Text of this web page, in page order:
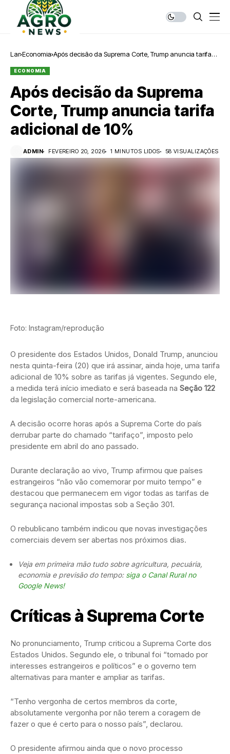
Lar Economia Após decisão da Suprema Corte, Trump anuncia tarifa
ECONOMIA
Após decisão da Suprema
Corte, Trump anuncia tarifa
adicional de 10%
ADMIN FEVEREIRO 20, 2026 1 MINUTOS LIDOS 58 VISUALIZAÇÕES
Foto: Instagram/reprodução
O presidente dos Estados Unidos, Donald Trump, anunciou
nesta quinta-feira (20) que irá assinar, ainda hoje, uma tarifa
adicional de 10% sobre as tarifas já vigentes. Segundo ele,
a medida terá início imediato e será baseada na Seção 122
da legislação comercial norte-americana.
A decisão ocorre horas após a Suprema Corte do país
derrubar parte do chamado “tarifaço”, imposto pelo
presidente em abril do ano passado.
Durante declaração ao vivo, Trump afirmou que países
estrangeiros “não vão comemorar por muito tempo” e
destacou que permanecem em vigor todas as tarifas de
segurança nacional impostas sob a Seção 301.
O rebublicano também indicou que novas investigações
comerciais devem ser abertas nos próximos dias.
Veja em primeira mão tudo sobre agricultura, pecuária,
economia e previsão do tempo: siga o Canal Rural no
Google News!
Críticas à Suprema Corte
No pronunciamento, Trump criticou a Suprema Corte dos
Estados Unidos. Segundo ele, o tribunal foi “tomado por
interesses estrangeiros e políticos” e o governo tem
alternativas para manter e ampliar as tarifas.
“Tenho vergonha de certos membros da corte,
absolutamente vergonha por não terem a coragem de
fazer o que é certo para o nosso país”, declarou.
O presidente afirmou ainda que o novo processo